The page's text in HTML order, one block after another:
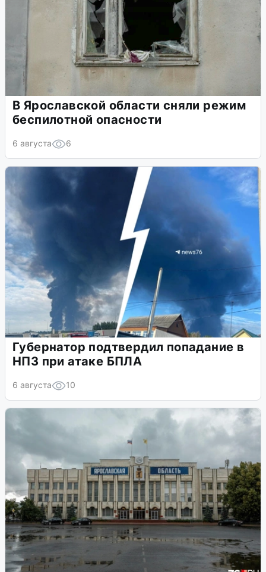
В Ярославской области сняли режим
беспилотной опасности
6 августа 6
Губернатор подтвердил попадание в
НПЗ при атаке БПЛА
6 августа 10